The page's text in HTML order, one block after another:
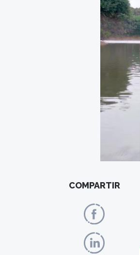
COMPARTIR